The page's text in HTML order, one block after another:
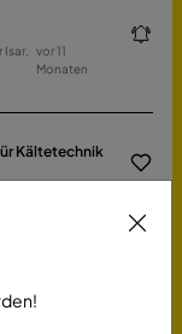
vor 11
Monaten
Kältetechnik